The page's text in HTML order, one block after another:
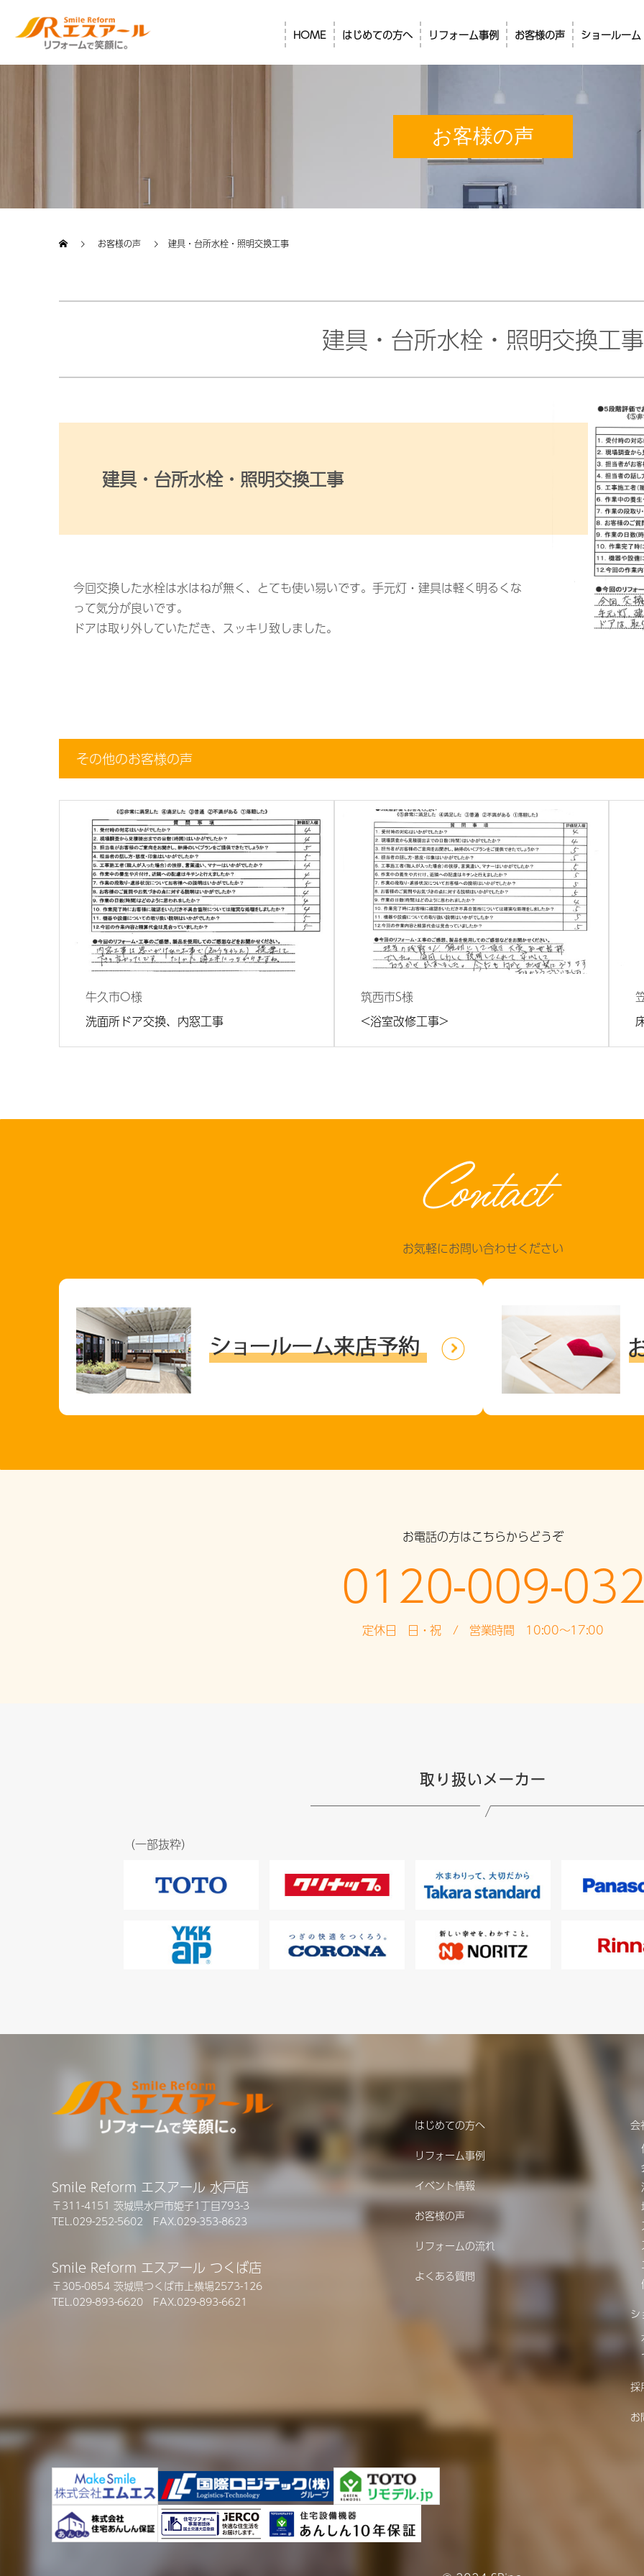
HOME はじめての方へ リフォーム事例 お客様の声 ショールーム
お客様の声
お客様の声 建具・台所水栓・照明交換工事
建具・台所水栓・照明交換工事
建具・台所水栓・照明交換工事
今回交換した水栓は水はねが無く、とても使い易いです。手元灯・建具は軽く明るくな
って気分が良いです。
ドアは取り外していただき、スッキリ致しました。
その他のお客様の声
牛久市O様
洗面所ドア交換、内窓工事
筑西市S様
<浴室改修工事>
Contact
お気軽にお問い合わせください
お電話の方はこちらからどうぞ
0120-009-
定休日 日・祝 / 営業時間 10:00～17:00
取り扱いメーカー
（一部抜粋）
Smile Reform エスアール 水戸店
〒311-4151 茨城県水戸市姫子1丁目793-3
TEL.029-252-5602 FAX.029-353-8623
Smile Reform エスアール つくば店
〒305-0854 茨城県つくば市上横場2573-126
TEL.029-893-6620 FAX.029-893-6621
はじめての方へ
リフォーム事例
イベント情報
お客様の声
リフォームの流れ
よくある質問
会
シ
採
お